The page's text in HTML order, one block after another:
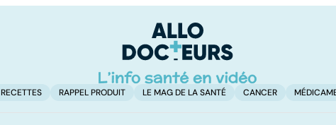
RECETTES RAPPEL PRODUIT LE MAG DE LA SANTÉ CANCER